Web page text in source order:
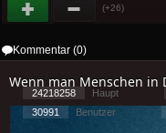
(+26)
Kommentar (0)
Wenn man Menschen in
24218258 Haupt
30991
Benutzer